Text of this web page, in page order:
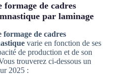
formage de cadres
par laminage
formage de cadres
varie en fonction de ses
de production et de son
trouverez ci-dessous un
2025 :